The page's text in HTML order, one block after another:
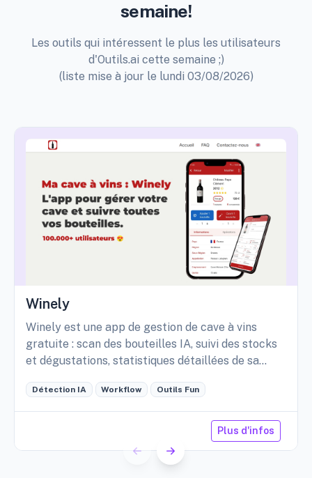
semaine!
Les outils qui intéressent le plus les utilisateurs
d'Outils.ai cette semaine ;)
(liste mise à jour le lundi 03/08/2026)
Winely
Winely est une app de gestion de cave à vins
gratuite : scan des bouteilles IA, suivi des stocks
et dégustations, statistiques détaillées de sa
Détection IA Workflow Outils Fun
Plus d'infos